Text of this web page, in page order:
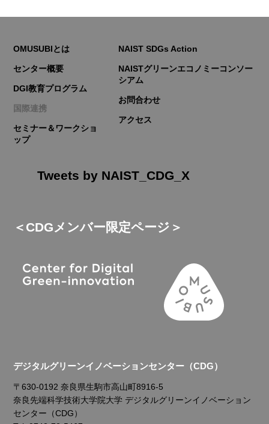
OMUSUBIとは
センター概要
DGI教育プログラム
国際連携
セミナー＆ワークショ
ップ
NAIST SDGs Action
NAISTグリーンエコノミーコンソー
シアム
お問合わせ
アクセス
Tweets by NAIST_CDG_X
＜CDGメンバー限定ページ＞
デジタルグリーンイノベーションセンター（CDG）
〒630-0192 奈良県生駒市高山町8916-5
奈良先端科学技術大学院大学 デジタルグリーンイノベーション
センター（CDG）